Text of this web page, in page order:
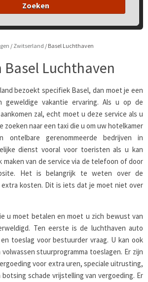
Zoeken
/ Zwitserland / Basel Luchthaven
Luchthaven
bezoekt specifiek Basel, dan moet je een
geweldige vakantie ervaring. Als u op de
zal, echt moet u deze service als u
zoeken naar een taxi die u om uw hotelkamer
ontelbare gerenommeerde bedrijven in
dienst vooral voor toeristen als u kan
maken van de service via de telefoon of door
Het is belangrijk te weten over de
kosten. Dit is iets dat je moet niet over
u moet betalen en moet u zich bewust van
Ten eerste is de luchthaven auto
toeslag voor bestuurder vraag. U kan ook
stuurprogramma toeslagen. Er zijn
voor extra uren, speciale uitrusting,
schade vrijstelling van vergoeding. Er